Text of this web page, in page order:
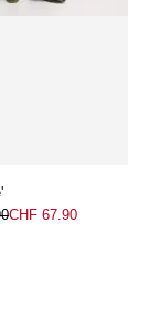
CHF 67.90